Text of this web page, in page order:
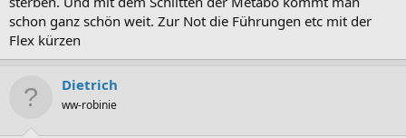
schon ganz schön weit. Zur Not die Führungen etc mit der
Flex kürzen
Dietrich
ww-robinie